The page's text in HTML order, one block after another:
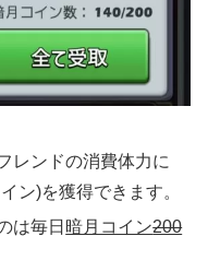
レンドの消費体力に
ン)を獲得できます。
は毎日 暗月コイン200